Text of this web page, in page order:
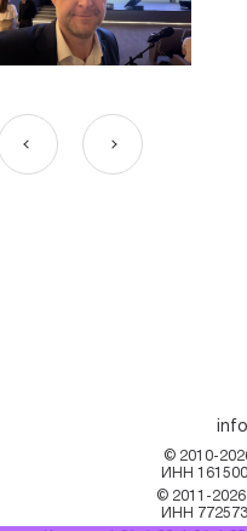
© 2010-
ИНН
© 2011-
ИНН